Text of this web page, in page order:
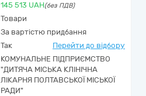
145 513 UAH(без ПДВ)
Товари
За вартістю придбання
Так Перейти до відбору
КОМУНАЛЬНЕ ПІДПРИЄМСТВО
"ДИТЯЧА МІСЬКА КЛІНІЧНА
ЛІКАРНЯ ПОЛТАВСЬКОЇ МІСЬКОЇ
РАДИ"